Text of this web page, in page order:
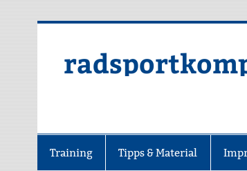
Training Tipps & Material